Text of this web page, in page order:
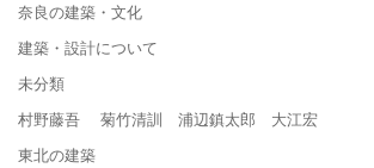
奈良の建築・文化
建築・設計について
未分類
村野藤吾 菊竹清訓 浦辺鎮太郎 大江宏
東北の建築